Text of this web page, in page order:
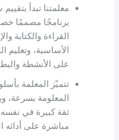
معلمتنا تبدأ
برنامجًا مصممًا
القراءة والكتابة
الأساسية، وتعليم
على الأنشطة
تتميّز المعلمة
المعلومة بسرعة،
ثقة كبيرة في
مباشرة على أدائه